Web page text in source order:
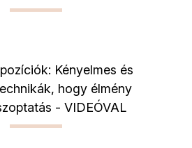
Kényelmes és
hogy élmény
- VIDEÓVAL